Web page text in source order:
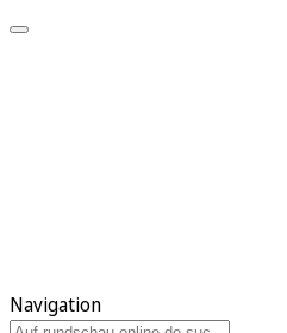
Navigation